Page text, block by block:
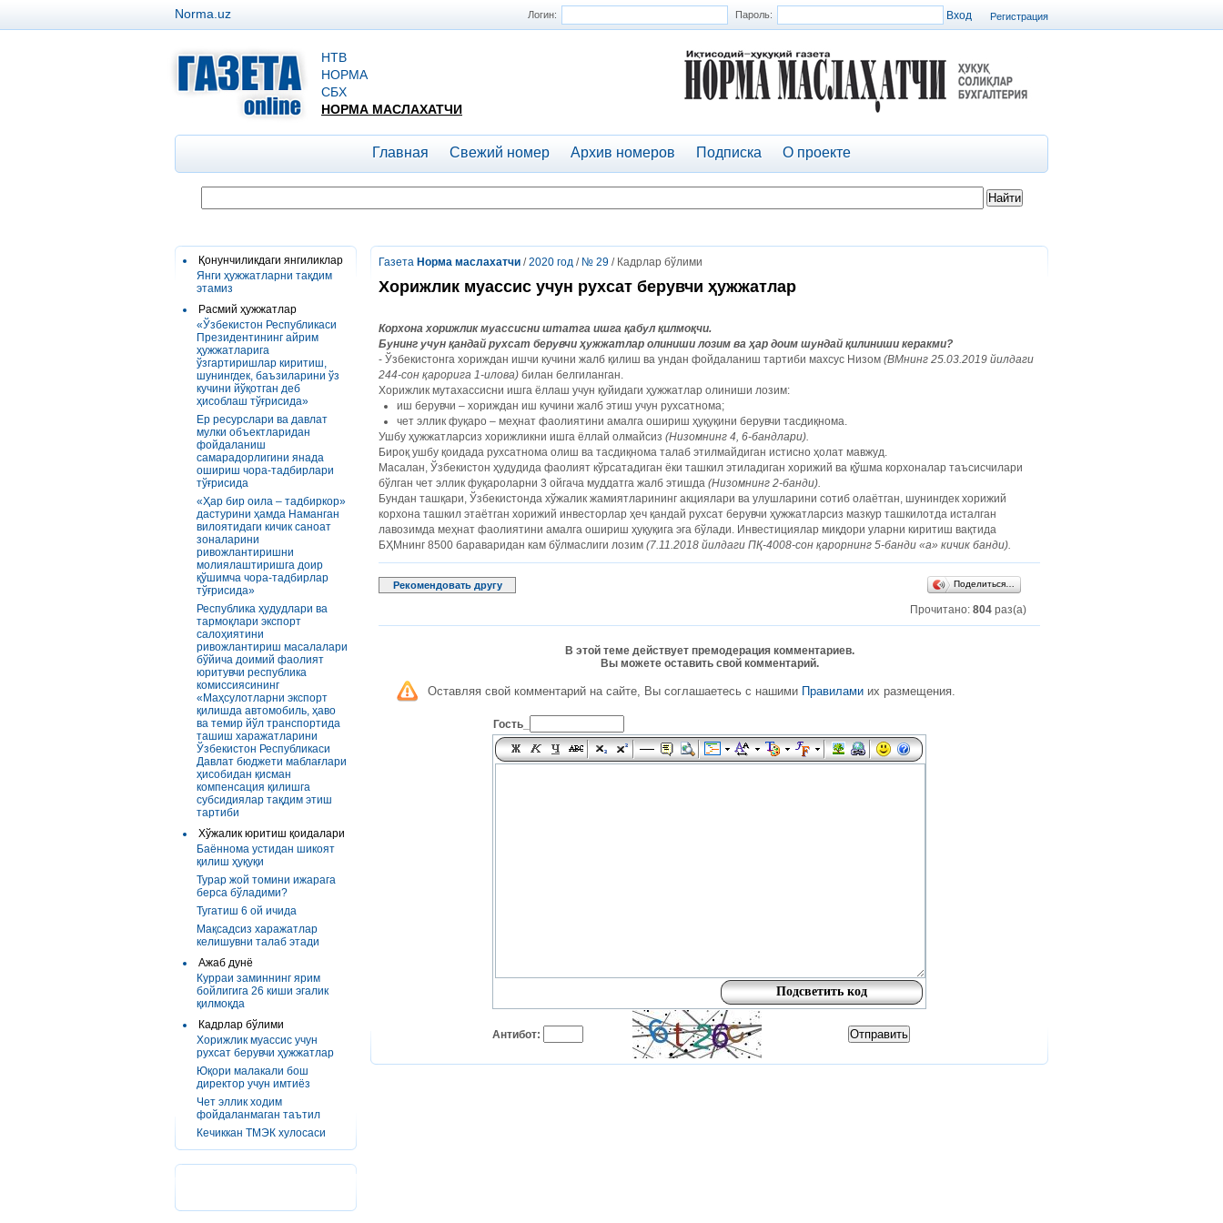
Регистрация
Логин: Пароль:
Norma.uz
НТВ
НОРМА
СБХ
НОРМА МАСЛАХАТЧИ
Главная Свежий номер Архив номеров Подписка О проекте
Қонунчиликдаги янгиликлар
Янги ҳужжатларни тақдим
этамиз
Расмий ҳужжатлар
«Ўзбекистон Республикаси
Президентининг айрим
ҳужжатларига
ўзгартиришлар киритиш,
шунингдек, баъзиларини ўз
кучини йўқотган деб
ҳисоблаш тўғрисида»
Ер ресурслари ва давлат
мулки объектларидан
фойдаланиш
самарадорлигини янада
ошириш чора-тадбирлари
тўғрисида
«Ҳар бир оила – тадбиркор»
дастурини ҳамда Наманган
вилоятидаги кичик саноат
зоналарини
ривожлантиришни
молиялаштиришга доир
қўшимча чора-тадбирлар
тўғрисида»
Республика ҳудудлари ва
тармоқлари экспорт
салоҳиятини
ривожлантириш масалалари
бўйича доимий фаолият
юритувчи республика
комиссиясининг
«Маҳсулотларни экспорт
қилишда автомобиль, ҳаво
ва темир йўл транспортида
ташиш харажатларини
Ўзбекистон Республикаси
Давлат бюджети маблағлари
ҳисобидан қисман
компенсация қилишга
субсидиялар тақдим этиш
тартиби
Хўжалик юритиш қоидалари
Баённома устидан шикоят
қилиш ҳуқуқи
Турар жой томини ижарага
берса бўладими?
Тугатиш 6 ой ичида
Мақсадсиз харажатлар
келишувни талаб этади
Ажаб дунё
Курраи заминнинг ярим
бойлигига 26 киши эгалик
қилмоқда
Кадрлар бўлими
Хорижлик муассис учун
рухсат берувчи ҳужжатлар
Юқори малакали бош
директор учун имтиёз
Чет эллик ходим
фойдаланмаган таътил
Кечиккан ТМЭК хулосаси
Газета Норма маслахатчи /2020 год / № 29 / Кадрлар бўлими
Хорижлик муассис учун рухсат берувчи ҳужжатлар
Корхона хорижлик муассисни штатга ишга қабул қилмоқчи.
Бунинг учун қандай рухсат берувчи ҳужжатлар олиниши лозим ва ҳар доим шундай қилиниши керакми?
- Ўзбекистонга хориждан ишчи кучини жалб қилиш ва ундан фойдаланиш тартиби махсус Низом (ВМнинг 25.03.2019 йилдаги
244-сон қарорига 1-илова) билан белгиланган.
Хорижлик мутахассисни ишга ёллаш учун қуйидаги ҳужжатлар олиниши лозим:
иш берувчи – хориждан иш кучини жалб этиш учун рухсатнома;
чет эллик фуқаро – меҳнат фао­лиятини амалга ошириш ҳуқуқини берувчи тасдиқнома.
Ушбу ҳужжатларсиз хорижликни ишга ёллай олмайсиз (Низомнинг 4, 6-бандлари).
Бироқ ушбу қоидада рухсатнома олиш ва тасдиқнома талаб этилмайдиган истисно ҳолат мавжуд.
Масалан, Ўзбекистон ҳудудида фао­лият кўрсатадиган ёки ташкил этиладиган хорижий ва қўшма корхоналар таъсисчилари
бўлган чет эллик фуқароларни 3 ойгача муддатга жалб этишда (Низомнинг 2-банди).
Бундан ташқари, Ўзбекистонда хўжалик жамиятларининг акциялари ва улушларини сотиб олаётган, шунингдек хорижий
корхона ташкил этаётган хорижий инвесторлар ҳеч қандай рухсат берувчи ҳужжатларсиз мазкур ташкилотда исталган
лавозимда меҳнат фаолиятини амалга ошириш ҳуқуқига эга бўлади. Инвестициялар миқдори уларни киритиш вақтида
БҲМнинг 8500 бараваридан кам бўлмаслиги лозим (7.11.2018 йилдаги ПҚ-4008-сон қарорнинг 5-банди «а» кичик банди).
Рекомендовать другу Поделиться…
Прочитано: 804 раз(а)
В этой теме действует премодерация комментариев.
Вы можете оставить свой комментарий.
Оставляя свой комментарий на сайте, Вы соглашаетесь с нашими Правилами их размещения.
Гость_
Антибот: